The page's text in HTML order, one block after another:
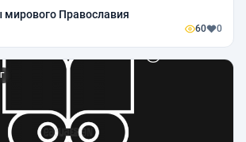
Православия
60 0